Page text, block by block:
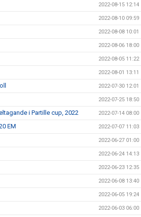
2022-08-15 12:14
2022-08-10 09:59
2022-08-08 10:01
2022-08-06 18:00
2022-08-05 11:22
2022-08-01 13:11
2022-07-30 12:01
2022-07-25 18:50
i Partille cup, 2022 2022-07-14 08:00
EM 2022-07-07 11:03
2022-06-27 01:00
2022-06-24 14:13
2022-06-23 12:35
2022-06-08 13:40
2022-06-05 19:24
2022-06-03 06:00